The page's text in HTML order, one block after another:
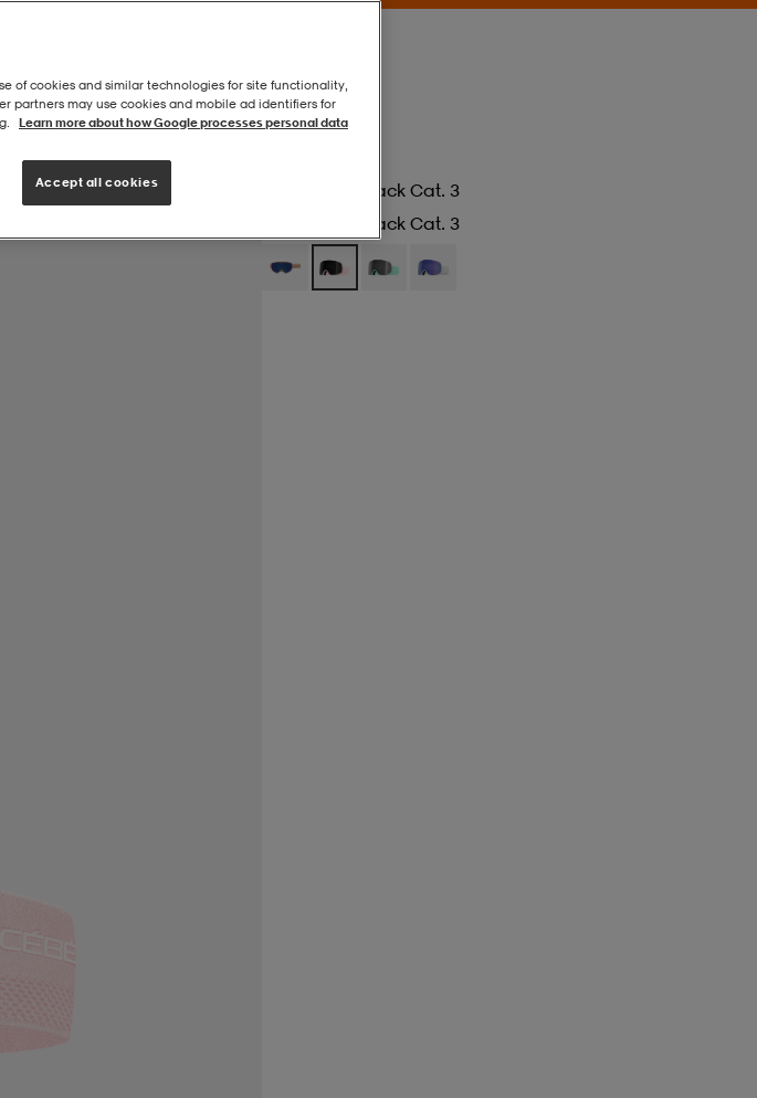
Coral Ultra Black Cat. 3
Coral Ultra Black Cat. 3
of cookies and similar technologies for site functionality,
partners may use cookies and mobile ad identifiers for
Learn more about how Google processes personal data
Accept all cookies